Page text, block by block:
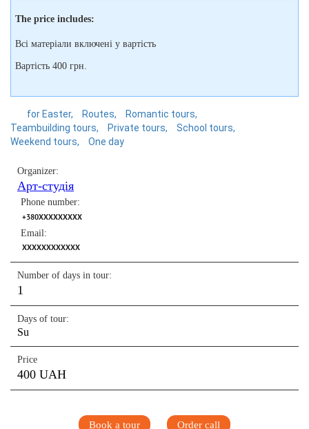
The price includes:
Всі матеріали включені у вартість
Вартість 400 грн.
for Easter Routes
Romantic tours
Teambuilding tours
Private tours
School tours
Weekend tours
One day
Organizer:
Арт-студія
Phone number:
+380XXXXXXXXX
Email:
XXXXXXXXXXXX
Number of days in tour:
1
Days of tour:
Su
Price
400 UAH
Book a tour Order call